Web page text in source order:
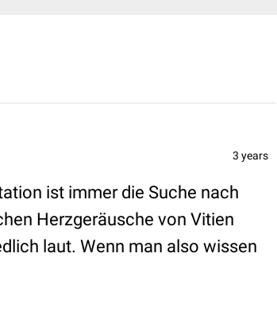
3 years
ist immer die Suche nach
Herzgeräusche von Vitien
laut. Wenn man also wissen